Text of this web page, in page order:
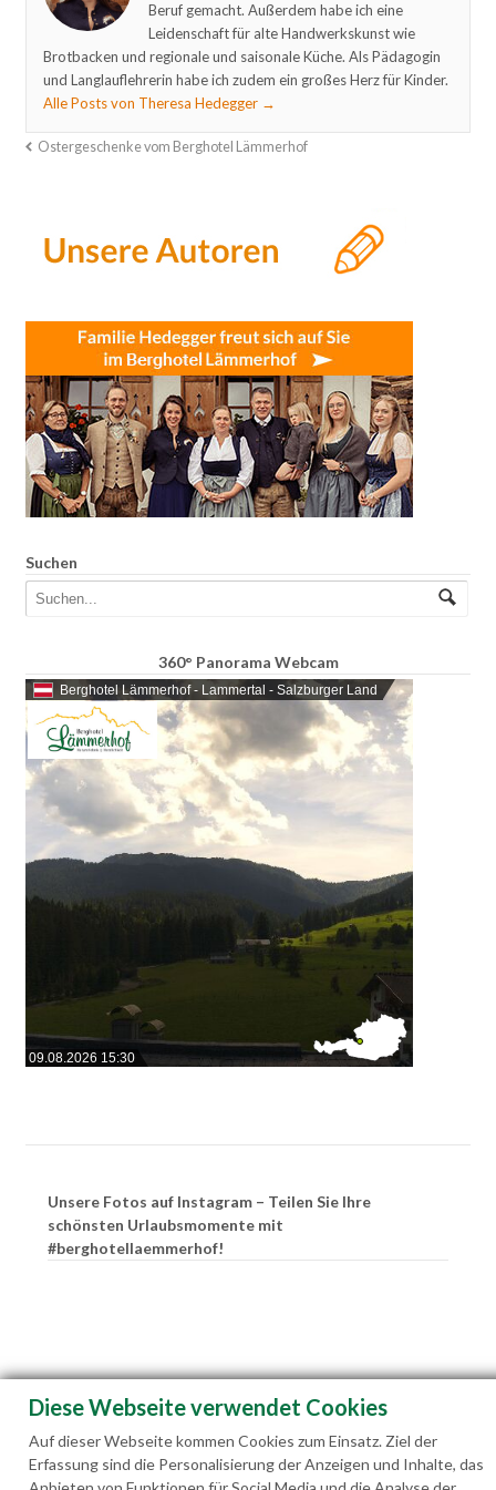
Beruf gemacht. Außerdem habe ich eine
Leidenschaft für alte Handwerkskunst wie
Brotbacken und regionale und saisonale Küche. Als Pädagogin
und Langlauflehrerin habe ich zudem ein großes Herz für Kinder.
Alle Posts von Theresa Hedegger →
Ostergeschenke vom Berghotel Lämmerhof
Suchen
360° Panorama Webcam
Berghotel Lämmerhof - Lammertal - Salzburger Land
09.08.2026 15:30
Unsere Fotos auf Instagram – Teilen Sie Ihre
schönsten Urlaubsmomente mit
#berghotellaemmerhof!
Diese Webseite verwendet Cookies
Auf dieser Webseite kommen Cookies zum Einsatz. Ziel der
Erfassung sind die Personalisierung der Anzeigen und Inhalte, das